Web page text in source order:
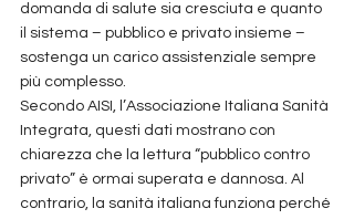
domanda di salute sia cresciuta e quanto
il sistema – pubblico e privato insieme –
sostenga un carico assistenziale sempre
più complesso.
Secondo AISI, l’Associazione Italiana Sanità
Integrata, questi dati mostrano con
chiarezza che la lettura “pubblico contro
privato” è ormai superata e dannosa. Al
contrario, la sanità italiana funziona perché